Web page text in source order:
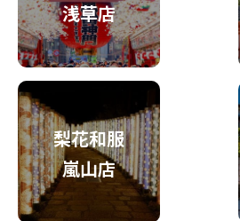
浅草店
梨花和服
嵐山店